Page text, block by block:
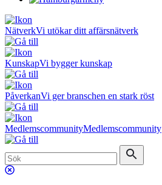
NätverkVi utökar ditt affärsnätverk
KunskapVi bygger kunskap
PåverkanVi ger branschen en stark röst
MedlemscommunityMedlemscommunity